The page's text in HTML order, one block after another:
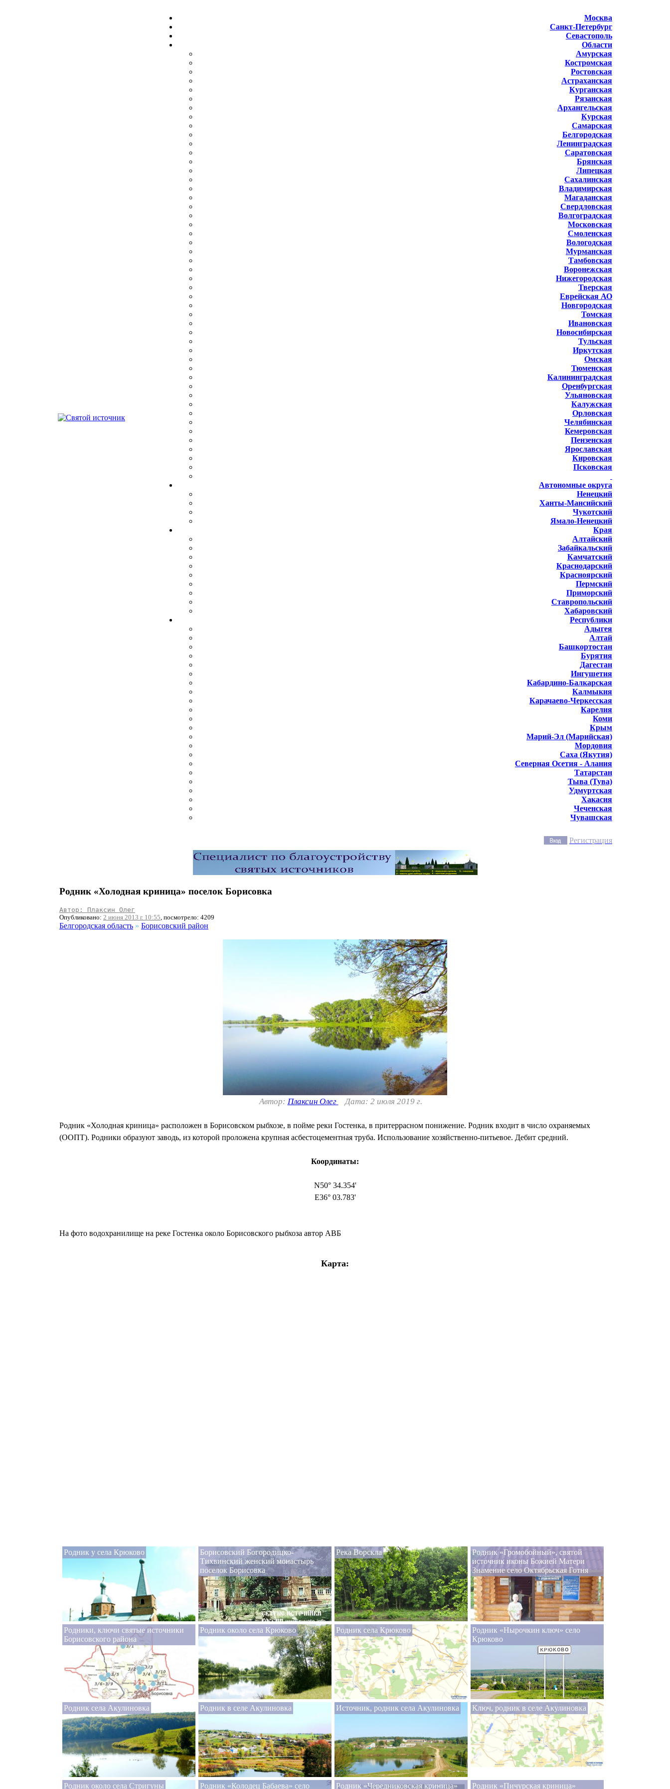
Москва
Санкт-Петербург
Севастополь
Области
Амурская
Костромская
Ростовская
Астраханская
Курганская
Рязанская
Архангельская
Курская
Самарская
Белгородская
Ленинградская
Саратовская
Брянская
Липецкая
Сахалинская
Владимирская
Магаданская
Свердловская
Волгоградская
Московская
Смоленская
Вологодская
Мурманская
Тамбовская
Воронежская
Нижегородская
Тверская
Еврейская АО
Новгородская
Томская
Ивановская
Новосибирская
Тульская
Иркутская
Омская
Тюменская
Калининградская
Оренбургская
Ульяновская
Калужская
Орловская
Челябинская
Кемеровская
Пензенская
Ярославская
Кировская
Псковская
Автономные округа
Ненецкий
Ханты-Мансийский
Чукотский
Ямало-Ненецкий
Края
Алтайский
Забайкальский
Камчатский
Краснодарский
Красноярский
Пермский
Приморский
Ставропольский
Хабаровский
Республики
Адыгея
Алтай
Башкортостан
Бурятия
Дагестан
Ингушетия
Кабардино-Балкарская
Калмыкия
Карачаево-Черкесская
Карелия
Коми
Крым
Марий-Эл (Марийская)
Мордовия
Саха (Якутия)
Северная Осетия - Алания
Татарстан
Тыва (Тува)
Удмуртская
Хакасия
Чеченская
Чувашская
Регистрация
Родник «Холодная криница» поселок Борисовка
Автор: Плаксин Олег
Опубликовано: 2 июня 2013 г. 10:55, посмотрело: 4209
Белгородская область » Борисовский район
Автор: Плаксин Олег Дата: 2 июля 2019 г.
Родник «Холодная криница» расположен в Борисовском рыбхозе, в пойме реки Гостенка, в притеррасном понижение. Родник входит в число охраняемых
(ООПТ). Родники образуют заводь, из которой проложена крупная асбестоцементная труба. Использование хозяйственно-питьевое. Дебит средний.
Координаты:
N50° 34.354'
E36° 03.783'
На фото водохранилище на реке Гостенка около Борисовского рыбхоза автор АВБ
Карта:
Родник у села Крюково
Борисовский Богородицко-
Тихвинский женский монастырь
поселок Борисовка
Река Ворскла
Родник «Громобойный», святой
источник иконы Божией Матери
Знамение село Октябрьская Готня
Родники, ключи святые источники
Борисовского района
Родник около села Крюково Родник села Крюково
Родник «Нырочкин ключ» село
Крюково
Родник села Акулиновка Родник в селе Акулиновка Источник, родник села Акулиновка Ключ, родник в селе Акулиновка
Родник около села Стригуны Родник «Колодец Бабаева» село Родник «Чередниковская криница» Родник «Пичурская криница»